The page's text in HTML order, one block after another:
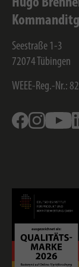
Seestraße 1-3
72074 Tübingen
WEEE-Reg.-Nr.:
Facebook